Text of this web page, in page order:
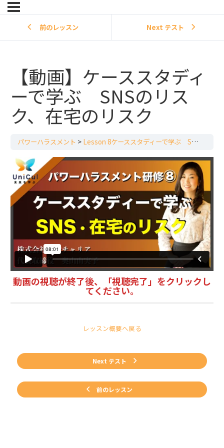
前のレッスン Next テスト
【動画】ケーススタディ
ーで学ぶ SNSのリス
ク、在宅のリスク
パワーハラスメント Lesson 8ケーススタディーで学ぶ SNSのリスク、在宅のリスク
動画の視聴が終了後、「視聴完了」をクリックし
てください。
前のレッスン
レッスン概要へ戻る
Next テスト